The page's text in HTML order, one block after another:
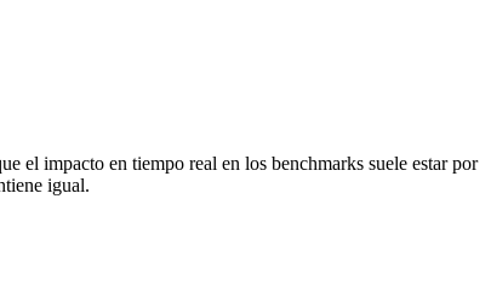
el impacto en tiempo real en los benchmarks suele estar por
igual.